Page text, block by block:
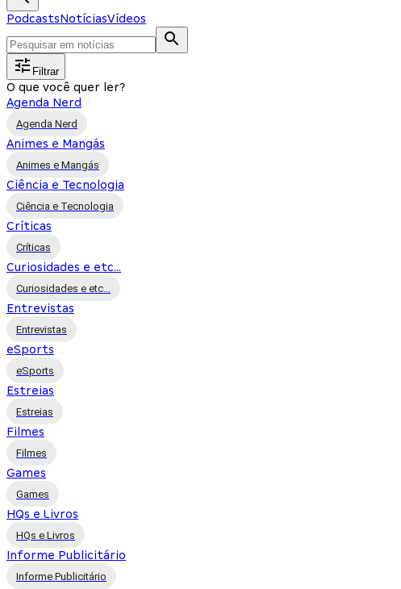
PodcastsNotíciasVídeos
Filtrar
O que você quer ler?
Agenda Nerd
Agenda Nerd
Animes e Mangás
Animes e Mangás
Ciência e Tecnologia
Ciência e Tecnologia
Críticas
Críticas
Curiosidades e etc...
Curiosidades e etc...
Entrevistas
Entrevistas
eSports
eSports
Estreias
Estreias
Filmes
Filmes
Games
Games
HQs e Livros
HQs e Livros
Informe Publicitário
Informe Publicitário